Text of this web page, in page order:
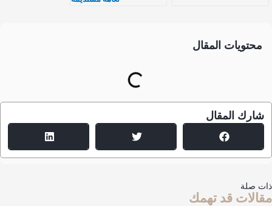
محتويات المقال
شارك المقال
صلة
قد تهمك